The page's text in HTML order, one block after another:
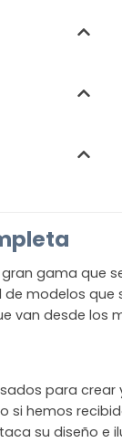
gama que
modelos
van desde los
para crear
si hemos
su diseño e